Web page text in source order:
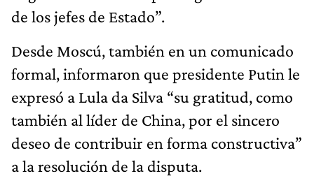
de los jefes de Estado”.
Desde Moscú, también en un comunicado
formal, informaron que presidente Putin le
expresó a Lula da Silva “su gratitud, como
también al líder de China, por el sincero
deseo de contribuir en forma constructiva”
a la resolución de la disputa.